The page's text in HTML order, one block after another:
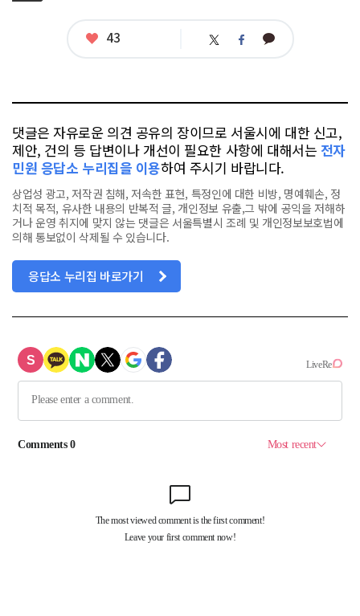
좋
43 트 페 카
댓글은 자유로운 의견 공유의 장이므로 서울시에 대한 신고,
제안, 건의 등 답변이나 개선이 필요한 사항에 대해서는 전자
민원 응답소 누리집을 이용하여 주시기 바랍니다.
상업성 광고, 저작권 침해, 저속한 표현, 특정인에 대한 비방, 명예훼손, 정
치적 목적, 유사한 내용의 반복적 글, 개인정보 유출,그 밖에 공익을 저해하
거나 운영 취지에 맞지 않는 댓글은 서울특별시 조례 및 개인정보보호법에
의해 통보없이 삭제될 수 있습니다.
응답소 누리집 바로가기